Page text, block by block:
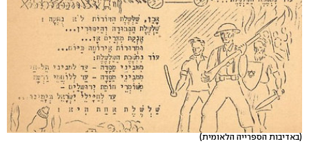
(באדיבות הספרייה הלאומית)